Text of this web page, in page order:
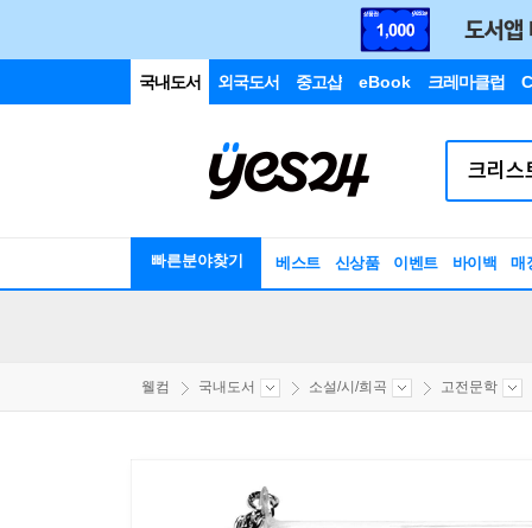
국내도서 외국도서 중고샵 eBook 크레마클럽
빠른분야찾기 베스트 신상품 이벤트 바이백 매
웰컴 국내도서 소설/시/희곡 고전문학